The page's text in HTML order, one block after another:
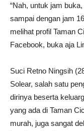
“Nah, untuk jam
sampai dengan jam
melihat profil Taman
Facebook, buka aja
Suci Retno Ningsih
Solear, salah satu
dirinya beserta
yang ada di Taman
murah, juga sangat